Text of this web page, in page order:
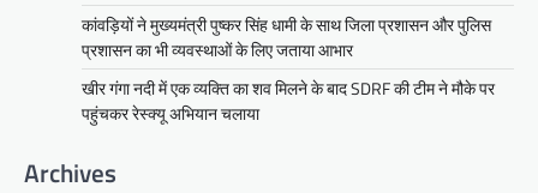
कांवड़ियों ने मुख्यमंत्री पुष्कर सिंह धामी के साथ जिला प्रशासन और पुलिस
प्रशासन का भी व्यवस्थाओं के लिए जताया आभार
खीर गंगा नदी में एक व्यक्ति का शव मिलने के बाद SDRF की टीम ने मौके पर
पहुंचकर रेस्क्यू अभियान चलाया
Archives